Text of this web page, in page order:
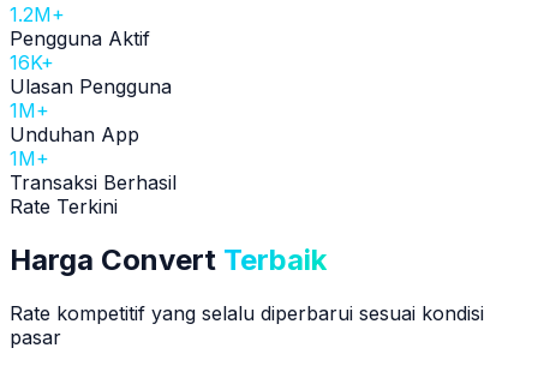
1.2M+
Pengguna Aktif
16K+
Ulasan Pengguna
1M+
Unduhan App
1M+
Transaksi Berhasil
Rate Terkini
Harga Convert Terbaik
Rate kompetitif yang selalu diperbarui sesuai kondisi
pasar